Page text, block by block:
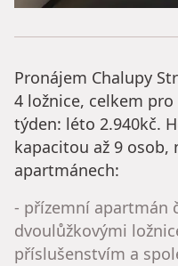
Pronájem Chalupy
4 ložnice, celkem pro
týden: léto 2.940kč.
kapacitou až 9 osob,
apartmánech:
- přízemní apartmán
dvoulůžkovými
příslušenstvím a